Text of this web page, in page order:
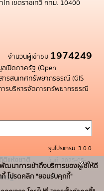
ท เขตราชเทวี กทม. 10400
จำนวนผู้เข้าชม 1974249
เปิดภาครัฐ (Open
ารสนเทศทรัพยากรธรณี (GIS
ารบริหารจัดการทรัพยากรธรณี
ติแห่งชาติ
รัฐ
รุ่นโปรแกรม: 3.0.0
วันที่: 2025-05-
19
ฒนาการเข้าถึงบริการของผู้ใช้ให้ดี
โปรดคลิก "ยอมรับคุกกี้"
x